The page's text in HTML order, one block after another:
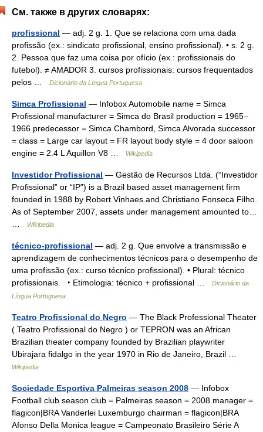
См. также в других словарях:
profissional — adj. 2 g. 1. Que se relaciona com uma dada
profissão (ex.: sindicato profissional, ensino profissional). • s. 2 g.
2. Pessoa que faz uma coisa por ofício (ex.: profissionais do
futebol). ≠ AMADOR 3. cursos profissionais: cursos frequentados
pelos …
Dicionário da Língua Portuguesa
Simca Profissional — Infobox Automobile name = Simca
Profissional manufacturer = Simca do Brasil production = 1965–
1966 predecessor = Simca Chambord, Simca Alvorada successor
= class = Large car layout = FR layout body style = 4 door saloon
engine = 2.4 L Aquillon V8 …
Wikipedia
Investidor Profissional — Gestão de Recursos Ltda. (“Investidor
Profissional” or “IP”) is a Brazil based asset management firm
founded in 1988 by Robert Vinhaes and Christiano Fonseca Filho.
As of September 2007, assets under management amounted to…
Wikipedia
técnico-profissional — adj. 2 g. Que envolve a transmissão e
aprendizagem de conhecimentos técnicos para o desempenho de
uma profissão (ex.: curso técnico profissional). • Plural: técnico
profissionais. ‣ Etimologia: técnico + profissional …
Dicionário da
Língua Portuguesa
Teatro Profissional do Negro — The Black Professional Theater
( Teatro Profissional do Negro ) or TEPRON was an African
Brazilian theater company founded by Brazilian playwriter
Ubirajara fidalgo in the year 1970 in Rio de Janeiro, Brazil …
Wikipedia
Sociedade Esportiva Palmeiras season 2008 — Infobox
Football club season club = Palmeiras season = 2008 manager =
flagicon|BRA Vanderlei Luxemburgo chairman = flagicon|BRA
Afonso Della Monica league = Campeonato Brasileiro Série A